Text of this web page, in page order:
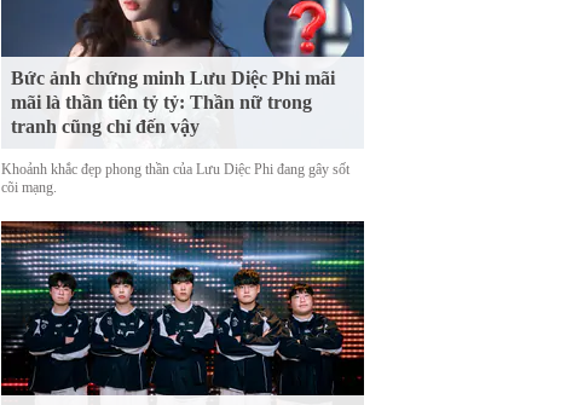
Bức ảnh chứng minh Lưu Diệc Phi mãi
mãi là thần tiên tỷ tỷ: Thần nữ trong
tranh cũng chỉ đến vậy
Khoảnh khắc đẹp phong thần của Lưu Diệc Phi đang gây sốt
cõi mạng.